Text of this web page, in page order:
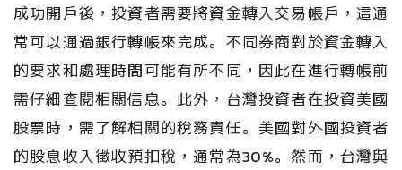
成功開戶後，投資者需要將資金轉入交易帳戶，這通
常可以通過銀行轉帳來完成。不同券商對於資金轉入
的要求和處理時間可能有所不同，因此在進行轉帳前
需仔細查閱相關信息。此外，台灣投資者在投資美國
股票時，需了解相關的稅務責任。美國對外國投資者
的股息收入徵收預扣稅，通常為30%。然而，台灣與